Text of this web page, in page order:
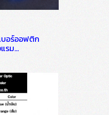
บอร์ออฟติก
รม